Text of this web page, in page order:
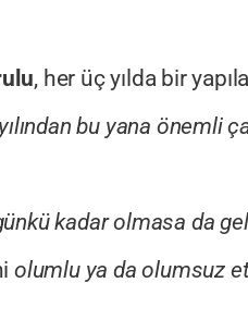
, her üç yılda bir
bu yana önemli
kadar olmasa da
olumlu ya da olumsuz